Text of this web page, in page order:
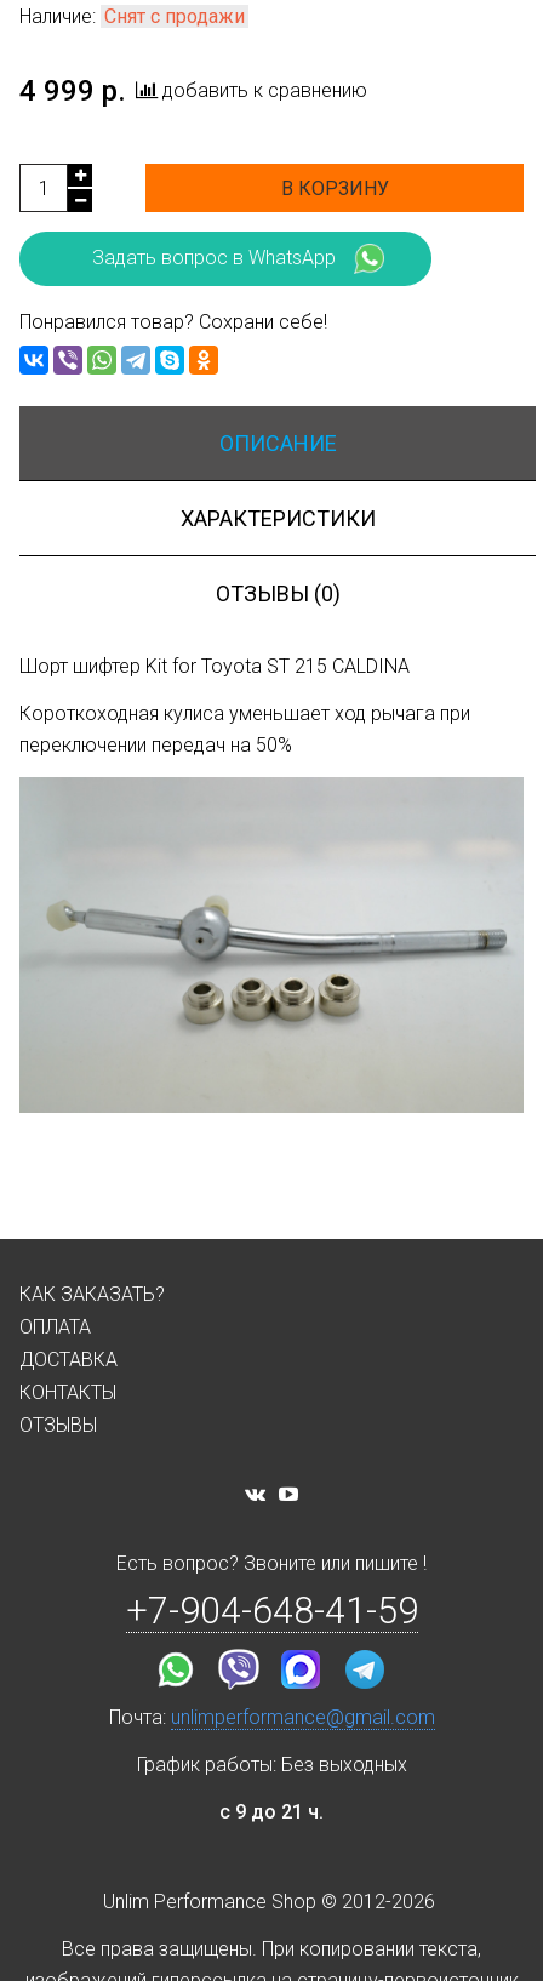
Наличие: Снят с продажи
4 999 р. добавить к сравнению
В КОРЗИНУ
Задать вопрос в WhatsApp
Понравился товар? Сохрани себе!
ОПИСАНИЕ
ХАРАКТЕРИСТИКИ
ОТЗЫВЫ (0)
Шорт шифтер Kit for Toyota ST 215 CALDINA
Короткоходная кулиса уменьшает ход рычага при
переключении передач на 50%
КАК ЗАКАЗАТЬ?
ОПЛАТА
ДОСТАВКА
КОНТАКТЫ
ОТЗЫВЫ
Есть вопрос? Звоните или пишите !
+7-904-648-41-59
Почта: unlimperformance@gmail.com
График работы: Без выходных
с 9 до 21 ч.
Unlim Performance Shop © 2012-2026
Все права защищены. При копировании текста,